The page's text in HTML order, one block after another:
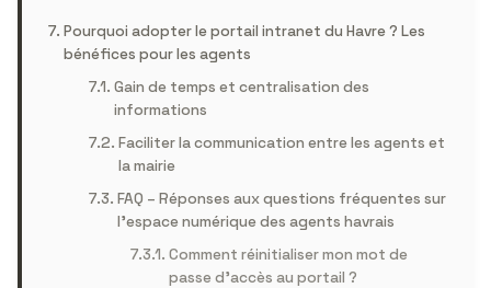
Pourquoi adopter le portail intranet du Havre ? Les
bénéfices pour les agents
Gain de temps et centralisation des
informations
Faciliter la communication entre les agents et
la mairie
FAQ – Réponses aux questions fréquentes sur
l’espace numérique des agents havrais
Comment réinitialiser mon mot de
passe d’accès au portail ?